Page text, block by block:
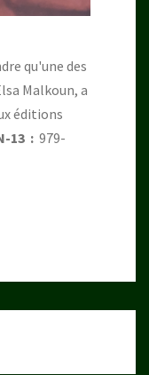
qu'une des
Malkoun, a
éditions
ISBN-13 ‏ : ‎ 979-